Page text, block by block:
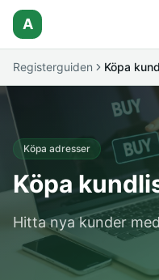
A
Registerguiden Köpa
Köpa adresser
Köpa
Hitta nya kunder